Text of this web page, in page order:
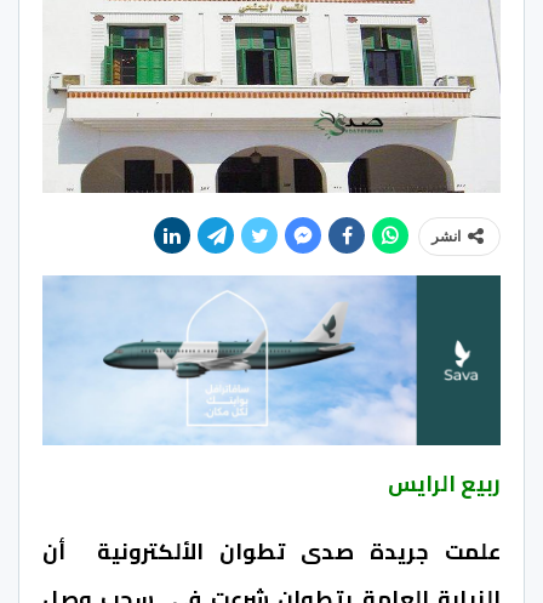
انشر
ربيع الرايس
علمت جريدة صدى تطوان الألكترونية أن